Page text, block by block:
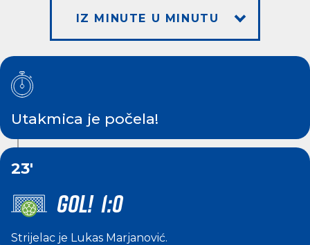
IZ MINUTE U MINUTU
Utakmica je počela!
23'
GOL! 1:0
Strijelac je Lukas Marjanović.